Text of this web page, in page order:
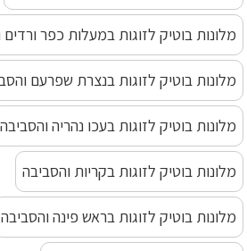
מלונות בוטיק לזוגות במעלות כפר
מלונות בוטיק לזוגות בנצרת שפרעם
מלונות בוטיק לזוגות בעכו נהריה והסביבה
מלונות בוטיק לזוגות בקריות והסביבה
מלונות בוטיק לזוגות בראש פינה והסביבה